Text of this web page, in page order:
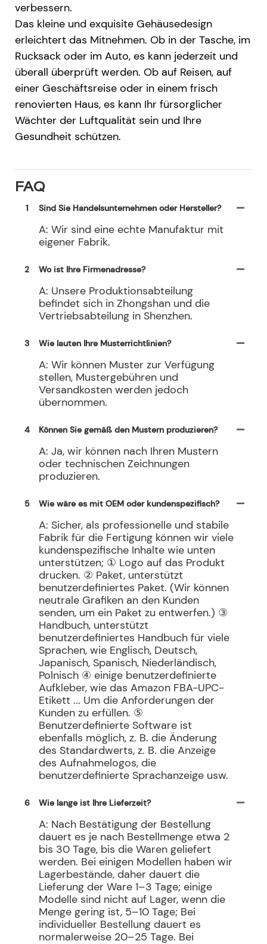
verbessern.
Das kleine und exquisite Gehäusedesign
erleichtert das Mitnehmen. Ob in der Tasche, im
Rucksack oder im Auto, es kann jederzeit und
überall überprüft werden. Ob auf Reisen, auf
einer Geschäftsreise oder in einem frisch
renovierten Haus, es kann Ihr fürsorglicher
Wächter der Luftqualität sein und Ihre
Gesundheit schützen.
FAQ
1 Sind Sie Handelsunternehmen oder Hersteller?
A: Wir sind eine echte Manufaktur mit
eigener Fabrik.
2 Wo ist Ihre Firmenadresse?
A: Unsere Produktionsabteilung
befindet sich in Zhongshan und die
Vertriebsabteilung in Shenzhen.
3 Wie lauten Ihre Musterrichtlinien?
A: Wir können Muster zur Verfügung
stellen, Mustergebühren und
Versandkosten werden jedoch
übernommen.
4 Können Sie gemäß den Mustern produzieren?
A: Ja, wir können nach Ihren Mustern
oder technischen Zeichnungen
produzieren.
5 Wie wäre es mit OEM oder kundenspezifisch?
A: Sicher, als professionelle und stabile
Fabrik für die Fertigung können wir viele
kundenspezifische Inhalte wie unten
unterstützen; ① Logo auf das Produkt
drucken. ② Paket, unterstützt
benutzerdefiniertes Paket. (Wir können
neutrale Grafiken an den Kunden
senden, um ein Paket zu entwerfen.) ③
Handbuch, unterstützt
benutzerdefiniertes Handbuch für viele
Sprachen, wie Englisch, Deutsch,
Japanisch, Spanisch, Niederländisch,
Polnisch ④ einige benutzerdefinierte
Aufkleber, wie das Amazon FBA-UPC-
Etikett ... Um die Anforderungen der
Kunden zu erfüllen. ⑤
Benutzerdefinierte Software ist
ebenfalls möglich, z. B. die Änderung
des Standardwerts, z. B. die Anzeige
des Aufnahmelogos, die
benutzerdefinierte Sprachanzeige usw.
6 Wie lange ist Ihre Lieferzeit?
A: Nach Bestätigung der Bestellung
dauert es je nach Bestellmenge etwa 2
bis 30 Tage, bis die Waren geliefert
werden. Bei einigen Modellen haben wir
Lagerbestände, daher dauert die
Lieferung der Ware 1–3 Tage; einige
Modelle sind nicht auf Lager, wenn die
Menge gering ist, 5–10 Tage; Bei
individueller Bestellung dauert es
normalerweise 20–25 Tage. Bei